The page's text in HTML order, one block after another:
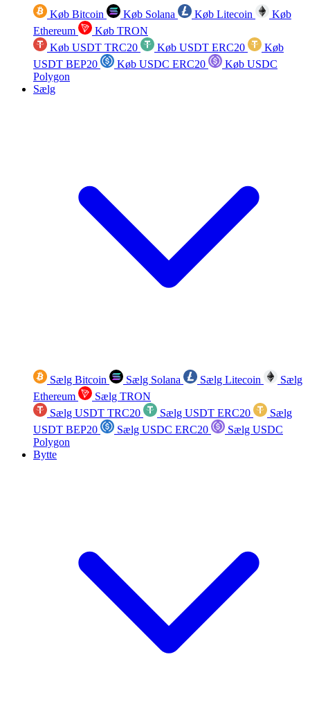
Køb Bitcoin Køb Solana Køb Litecoin
Køb
Ethereum
Køb TRON
Køb USDT TRC20
Køb USDT ERC20
Køb
USDT BEP20
Køb USDC ERC20
Køb USDC
Polygon
Sælg
Sælg Bitcoin Sælg Solana Sælg Litecoin
Sælg
Ethereum
Sælg TRON
Sælg USDT TRC20
Sælg USDT ERC20
Sælg
USDT BEP20
Sælg USDC ERC20
Sælg USDC
Polygon
Bytte